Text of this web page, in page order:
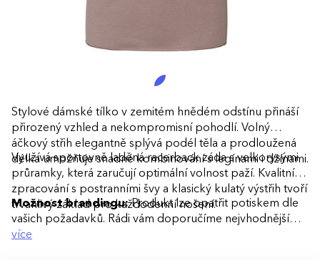
Stylové dámské tílko v zemitém hnědém odstínu přináší
přirozený vzhled a nekompromisní pohodlí. Volný
áčkový střih elegantně splývá podél těla a prodloužená
délka umožňuje snadné kombinování s legínami i džínami.
Využívá sportovně laděná racerback záda s velkorysými
průramky, která zaručují optimální volnost paží. Kvalitní
zpracování s postranními švy a klasický kulatý výstřih tvoří
trvanlivý základ pro každodenní nošení.
Možnost brandingu:Produkt lze opatřit potiskem dle
vašich požadavků. Rádi vám doporučíme nejvhodnější
technologii potisku s ohledem na design i váš rozpočet.
více